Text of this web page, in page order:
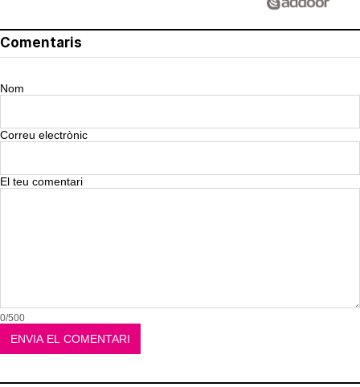
Comentaris
Nom
Correu electrònic
El teu comentari
0/500